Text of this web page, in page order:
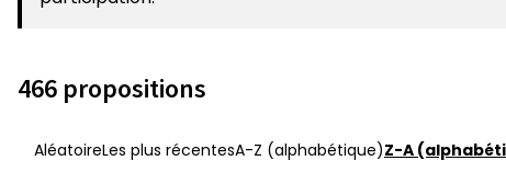
466 propositions
AléatoireLes plus récentesA-Z (alphabétique)Z-A